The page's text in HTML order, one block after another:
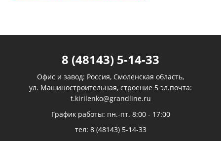
8 (48143) 5-14-33
Офис и завод: Россия, Смоленская область,
ул. Машиностроительная, строение 5 эл.почта:
t.kirilenko@grandline.ru
График работы: пн.-пт. 8:00 - 17:00
тел: 8 (48143) 5-14-33